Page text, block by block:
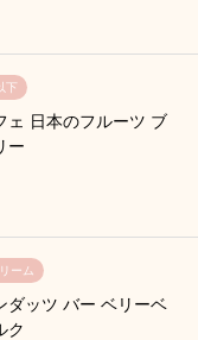
下
ェ 日本のフルーツ ブ
ー
ーム
ダッツ バー ベリーベ
ク